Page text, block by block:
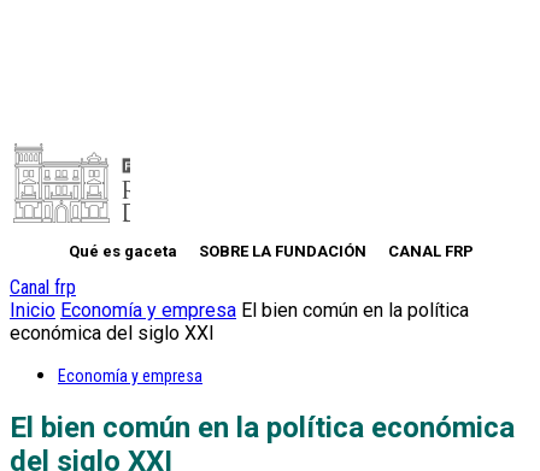
Qué es gaceta SOBRE LA FUNDACIÓN CANAL FRP
Canal frp
Inicio Economía y empresa El bien común en la política
económica del siglo XXI
Economía y empresa
El bien común en la política económica
del siglo XXI